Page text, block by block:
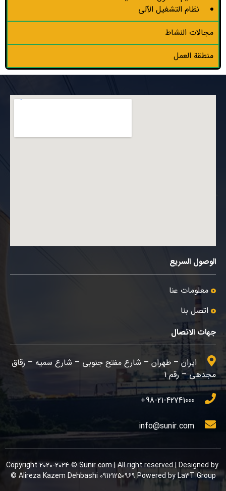
نظام التشغيل الآلي
مجالات النشاط
منطقة العمل
الوصول السريع
معلومات عنا
اتصل بنا
جهات الاتصال
ایران – طهران – شارع مفتح جنوبی – شارع سمیه – زقاق
مجدهي – رقم 1
98-21-42741000+
info@sunir.com
Copyright 2020-2024 © Sunir.com | All right reserved | Designed by
Alireza Kazem Dehbashi 09121250969 Powered by La3T Group ©